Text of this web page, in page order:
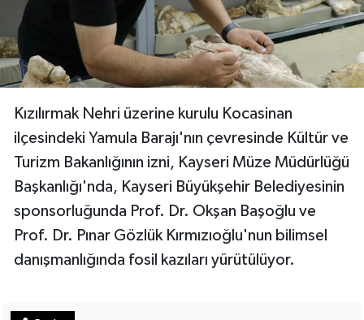
Kızılırmak Nehri üzerine kurulu Kocasinan
ilçesindeki Yamula Barajı'nın çevresinde Kültür ve
Turizm Bakanlığının izni, Kayseri Müze Müdürlüğü
Başkanlığı'nda, Kayseri Büyükşehir Belediyesinin
sponsorluğunda Prof. Dr. Okşan Başoğlu ve
Prof. Dr. Pınar Gözlük Kırmızıoğlu'nun bilimsel
danışmanlığında fosil kazıları yürütülüyor.